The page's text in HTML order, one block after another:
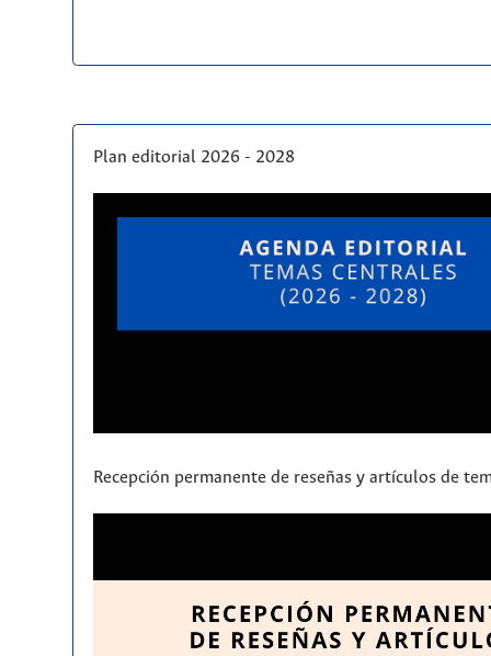
Plan editorial 2026 - 2028
Recepción permanente de reseñas y artículos de